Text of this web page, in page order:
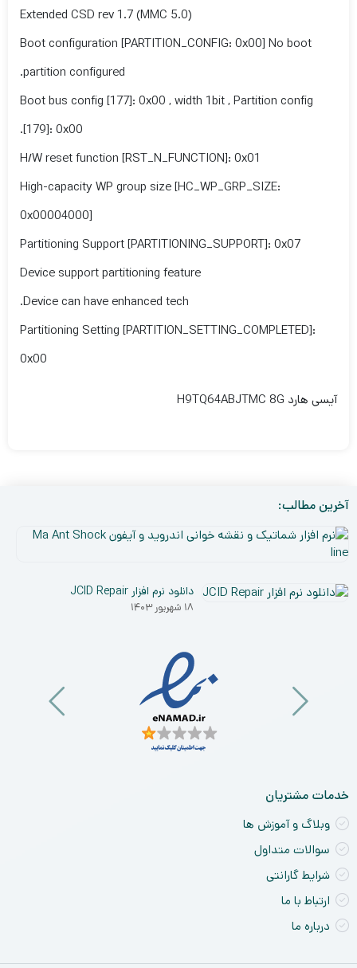
Extended CSD rev 1.7 (MMC 5.0)
Boot configuration [PARTITION_CONFIG: 0x00] No boot
partition configured.
Boot bus config [177]: 0x00 , width 1bit , Partition config
[179]: 0x00.
H/W reset function [RST_N_FUNCTION]: 0x01
High-capacity WP group size [HC_WP_GRP_SIZE:
0x00004000]
Partitioning Support [PARTITIONING_SUPPORT]: 0x07
Device support partitioning feature
Device can have enhanced tech.
Partitioning Setting [PARTITION_SETTING_COMPLETED]:
0x00
آیسی هارد H9TQ64ABJTMC 8G
آخرین مطالب:
دانلود نرم افزار JCID Repair
۱۸ شهریور ۱۴۰۳
خدمات مشتریان
وبلاگ و آموزش ها
سوالات متداول
شرایط گارانتی
ارتباط با ما
درباره ما